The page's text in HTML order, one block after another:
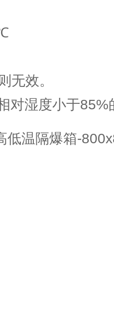
无效。
湿度小于85%